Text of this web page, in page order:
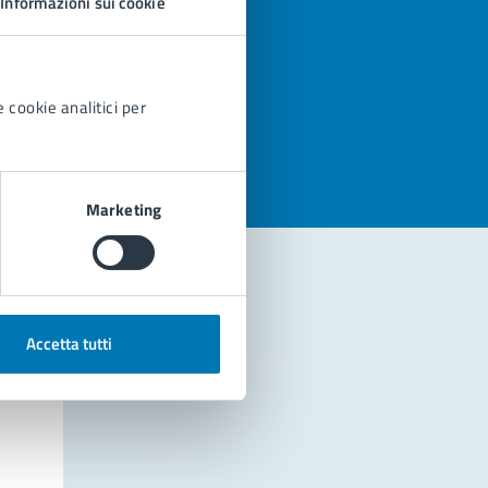
cookie analitici per
Marketing
Accetta tutti